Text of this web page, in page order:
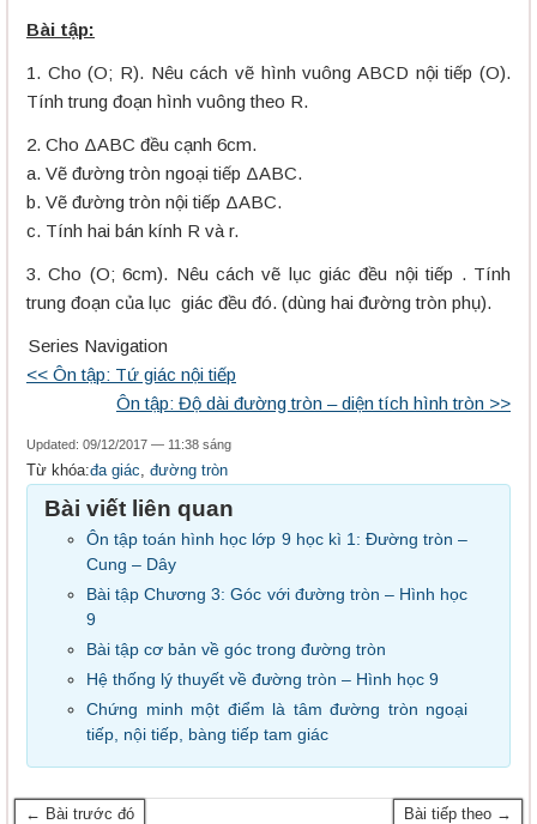
Bài tập:
1. Cho (O; R). Nêu cách vẽ hình vuông ABCD nội tiếp (O).
Tính trung đoạn hình vuông theo R.
2. Cho ΔABC đều cạnh 6cm.
a. Vẽ đường tròn ngoại tiếp ΔABC.
b. Vẽ đường tròn nội tiếp ΔABC.
c. Tính hai bán kính R và r.
3. Cho (O; 6cm). Nêu cách vẽ lục giác đều nội tiếp . Tính
trung đoạn của lục giác đều đó. (dùng hai đường tròn phụ).
Series Navigation
<< Ôn tập: Tứ giác nội tiếp
Ôn tập: Độ dài đường tròn – diện tích hình tròn >>
Updated: 09/12/2017 — 11:38 sáng
Từ khóa:đa giác đường tròn
Bài viết liên quan
Ôn tập toán hình học lớp 9 học kì 1: Đường tròn –
Cung – Dây
Bài tập Chương 3: Góc với đường tròn – Hình học
9
Bài tập cơ bản về góc trong đường tròn
Hệ thống lý thuyết về đường tròn – Hình học 9
Chứng minh một điểm là tâm đường tròn ngoại
tiếp, nội tiếp, bàng tiếp tam giác
← Bài trước đó Bài tiếp theo →